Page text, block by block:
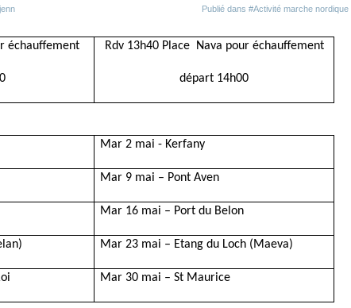
Publié dans #Activité marche nordique
échauffement Rdv 13h40 Place Nava pour échauffement
départ 14h00
Mar 2 mai - Kerfany
Mar 9 mai – Pont Aven
Mar 16 mai – Port du Belon
Mar 23 mai – Etang du Loch (Maeva)
Mar 30 mai – St Maurice